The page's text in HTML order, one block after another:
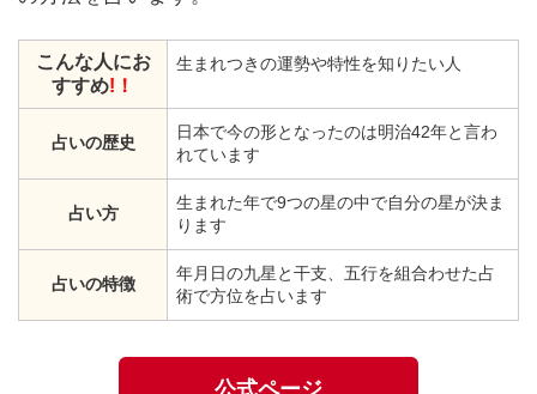
こんな人にお
すすめ!！
生まれつきの運勢や特性を知りたい人
占いの歴史
日本で今の形となったのは明治42年と言わ
れています
占い方
生まれた年で9つの星の中で自分の星が決ま
ります
占いの特徴
年月日の九星と干支、五行を組合わせた占
術で方位を占います
公式ページ